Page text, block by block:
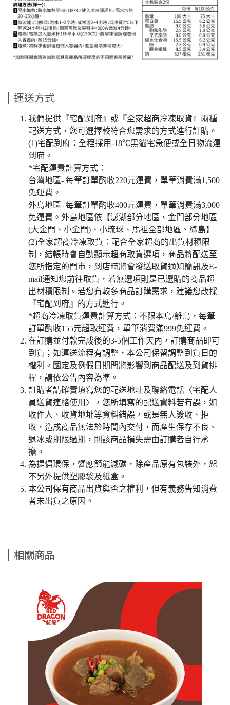
運送方式
我們提供『宅配到府』或『全家超商冷凍取貨』兩種
配送方式，您可選擇較符合您需求的方式進行訂購。
(1)宅配到府：全程採用-18℃黑貓宅急便或全日物流運
到府。
*宅配運費計算方式：
台灣地區- 每筆訂單酌收220元運費，單筆消費滿1,500
免運費。
外島地區- 每筆訂單酌收400元運費，單筆消費滿3,000
免運費。外島地區依【澎湖部分地區、金門部分地區
(大金門、小金門)、小琉球、馬祖全部地區、綠島】
(2)全家超商冷凍取貨：配合全家超商的出貨材積限
制，結帳時會自動顯示超商取貨選項，商品將配送至
您所指定的門市，到店時將會發送取貨通知簡訊及E-
mail通知您前往取貨，若無選項則是已選購的商品超
出材積限制。若您有較多商品訂購需求，建議您改採
『宅配到府』的方式進行。
*超商冷凍取貨運費計算方式：不限本島/離島，每筆
訂單酌收155元超取運費，單筆消費滿999免運費。
在訂購並付款完成後的3-5個工作天內，訂購商品即可
到貨；如運送流程有調整，本公司保留調整到貨日的
權利。國定及例假日期間將影響到商品配送及到貨排
程，請依公告內容為準。
訂購者請確實填寫您的配送地址及聯絡電話〈宅配人
員送貨連絡使用〉，您所填寫的配送資料若有誤，如
收件人、收貨地址等資料錯誤，或是無人簽收、拒
收，造成商品無法於時間內交付，而產生保存不良、
退冰或期限過期，則該商品損失需由訂購者自行承
擔。
為提倡環保，響應節能減碳，除產品原有包裝外，恕
不另外提供塑膠袋及紙盒。
本公司保有商品出貨與否之權利，但有義務告知消費
者未出貨之原因。
相關商品